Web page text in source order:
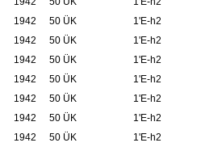
1942 50 ÜK 1'E-h2
1942 50 ÜK 1'E-h2
1942 50 ÜK 1'E-h2
1942 50 ÜK 1'E-h2
1942 50 ÜK 1'E-h2
1942 50 ÜK 1'E-h2
1942 50 ÜK 1'E-h2